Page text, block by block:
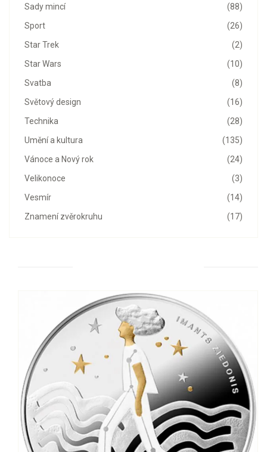
(88)
Sady mincí
(26)
Sport
(2)
Star Trek
(10)
Star Wars
(8)
Svatba
(16)
Světový design
(28)
Technika
(135)
Umění a kultura
(24)
Vánoce a Nový rok
(3)
Velikonoce
(14)
Vesmír
(17)
Znamení zvěrokruhu